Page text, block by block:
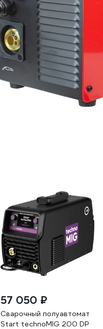
57 050 ₽
Сварочный полуавтомат
Start technoMIG 200 DP